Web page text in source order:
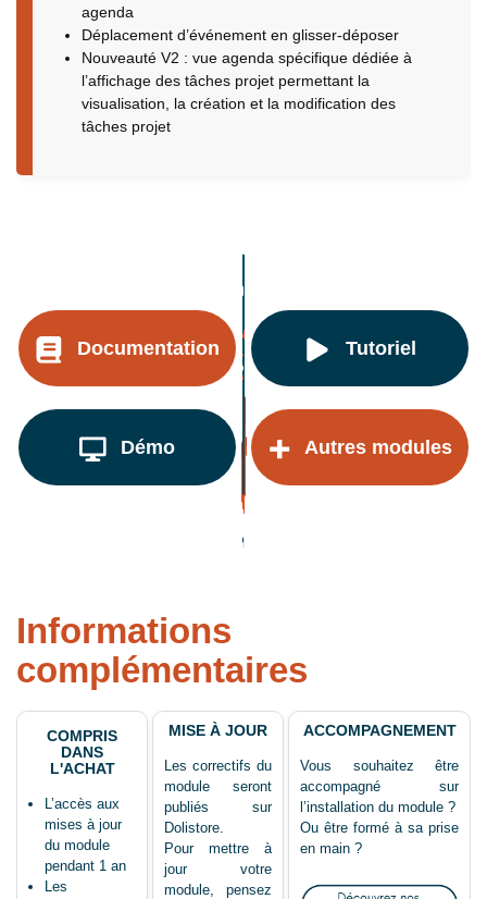
agenda
Déplacement d’événement en glisser-déposer
Nouveauté V2 : vue agenda spécifique dédiée à
l’affichage des tâches projet permettant la
visualisation, la création et la modification des
tâches projet
Documentation
Démo
Tutoriel
Autres modules
Informations
complémentaires
COMPRIS
DANS
L'ACHAT
L’accès aux
mises à jour
du module
pendant 1 an
Les
MISE À JOUR
Les correctifs du
module seront
publiés sur
Dolistore.
Pour mettre à
jour votre
module, pensez
ACCOMPAGNEMENT
Vous souhaitez être
accompagné sur
l’installation du module ?
Ou être formé à sa prise
en main ?